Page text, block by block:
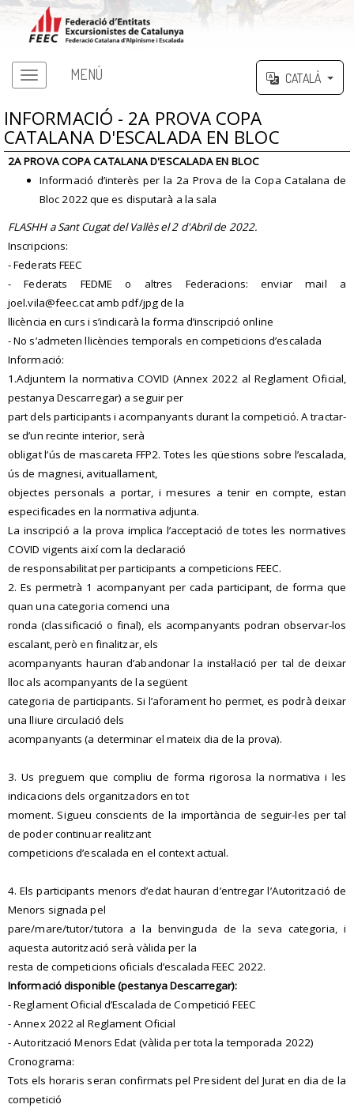
MENÚ CATALÀ
INFORMACIÓ - 2A PROVA COPA
CATALANA D'ESCALADA EN BLOC
2A PROVA COPA CATALANA D'ESCALADA EN BLOC
Informació d’interès per la 2a Prova de la Copa Catalana de
Bloc 2022 que es disputarà a la sala
FLASHH a Sant Cugat del Vallès el 2 d'Abril de 2022.
Inscripcions:
- Federats FEEC
- Federats FEDME o altres Federacions: enviar mail a
joel.vila@feec.cat amb pdf/jpg de la
llicència en curs i s’indicarà la forma d’inscripció online
- No s’admeten llicències temporals en competicions d’escalada
Informació:
1.Adjuntem la normativa COVID (Annex 2022 al Reglament Oficial,
pestanya Descarregar) a seguir per
part dels participants i acompanyants durant la competició. A tractar-
se d’un recinte interior, serà
obligat l’ús de mascareta FFP2. Totes les qüestions sobre l’escalada,
ús de magnesi, avituallament,
objectes personals a portar, i mesures a tenir en compte, estan
especificades en la normativa adjunta.
La inscripció a la prova implica l’acceptació de totes les normatives
COVID vigents així com la declaració
de responsabilitat per participants a competicions FEEC.
2. Es permetrà 1 acompanyant per cada participant, de forma que
quan una categoria comenci una
ronda (classificació o final), els acompanyants podran observar-los
escalant, però en finalitzar, els
acompanyants hauran d’abandonar la instal·lació per tal de deixar
lloc als acompanyants de la següent
categoria de participants. Si l’aforament ho permet, es podrà deixar
una lliure circulació dels
acompanyants (a determinar el mateix dia de la prova).
3. Us preguem que compliu de forma rigorosa la normativa i les
indicacions dels organitzadors en tot
moment. Sigueu conscients de la importància de seguir-les per tal
de poder continuar realitzant
competicions d’escalada en el context actual.
4. Els participants menors d’edat hauran d’entregar l’Autorització de
Menors signada pel
pare/mare/tutor/tutora a la benvinguda de la seva categoria, i
aquesta autorització serà vàlida per la
resta de competicions oficials d’escalada FEEC 2022.
Informació disponible (pestanya Descarregar):
- Reglament Oficial d’Escalada de Competició FEEC
- Annex 2022 al Reglament Oficial
- Autorització Menors Edat (vàlida per tota la temporada 2022)
Cronograma:
Tots els horaris seran confirmats pel President del Jurat en dia de la
competició